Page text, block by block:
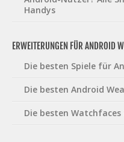
Handys
ERWEITERUNGEN FÜR ANDROID
Die besten Spiele für
Die besten Android
Die besten